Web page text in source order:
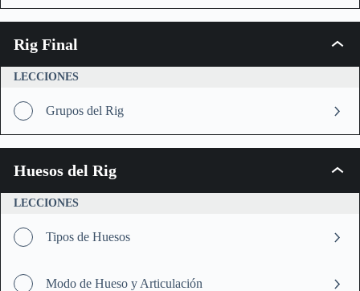
Rig Final
Rig
LECCIONES
Grupos del Rig
Huesos del Rig
LECCIONES
Tipos de Huesos
Modo de Hueso y Articulación